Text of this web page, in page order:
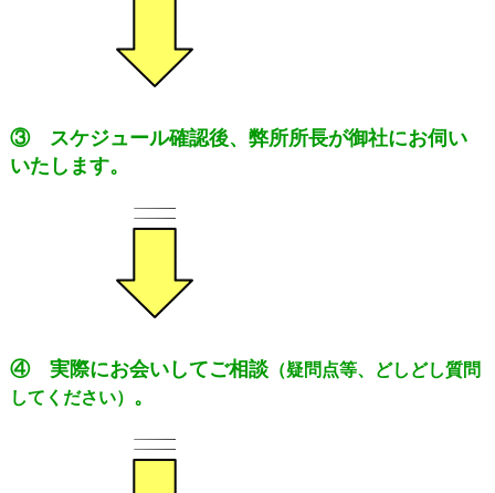
③ スケジュール確認後、弊所所長が御社にお伺い
いたします。
④ 実際にお会いしてご相談（疑問点等、どしどし質問
してください） 。